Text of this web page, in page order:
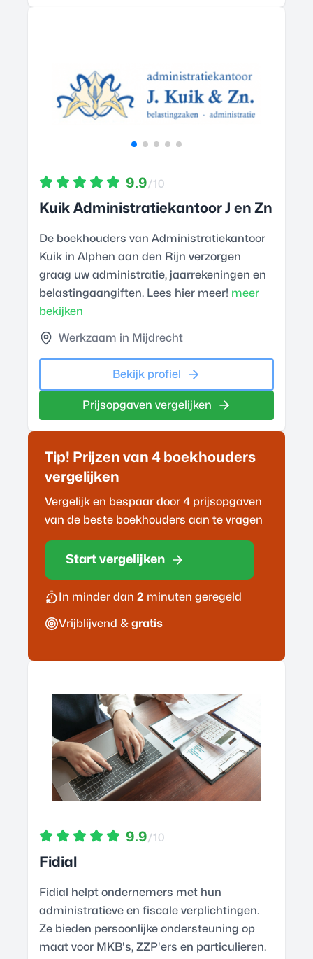
9.9/10
Kuik Administratiekantoor J en Zn
De boekhouders van Administratiekantoor
Kuik in Alphen aan den Rijn verzorgen
graag uw administratie, jaarrekeningen en
belastingaangiften. Lees hier meer! meer
bekijken
Werkzaam in Mijdrecht
Bekijk profiel
Prijsopgaven vergelijken
Tip! Prijzen van 4 boekhouders
vergelijken
Vergelijk en bespaar door 4 prijsopgaven
van de beste boekhouders aan te vragen
Start vergelijken
In minder dan 2 minuten geregeld
Vrijblijvend & gratis
9.9/10
Fidial
Fidial helpt ondernemers met hun
administratieve en fiscale verplichtingen.
Ze bieden persoonlijke ondersteuning op
maat voor MKB's, ZZP'ers en particulieren.